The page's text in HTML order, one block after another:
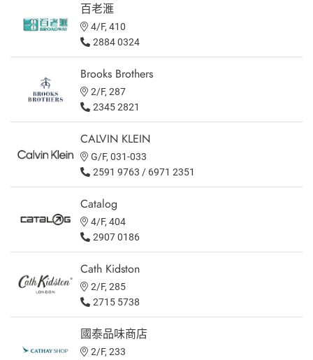
百老滙
4/F, 410
2884 0324
Brooks Brothers
2/F, 287
2345 2821
CALVIN KLEIN
G/F, 031-033
2591 9763 / 6971 2351
Catalog
4/F, 404
2907 0186
Cath Kidston
2/F, 285
2715 5738
國泰品味商店
2/F, 233